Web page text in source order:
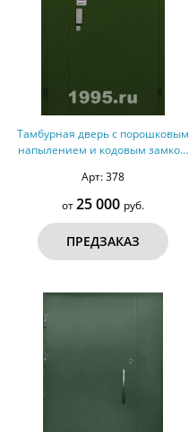
Тамбурная дверь с порошковым
напылением и кодовым замком
Арт: 378
от25 000 руб.
ПРЕДЗАКАЗ